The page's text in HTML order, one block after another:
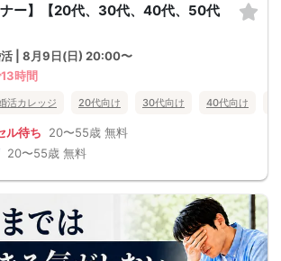
ー】【20代、30代、40代、50代
活 | 8月9日(日) 20:00〜
時間
活カレッジ 20代向け 30代向け 40代向け
ル待ち 20〜55歳 無料
20〜55歳 無料